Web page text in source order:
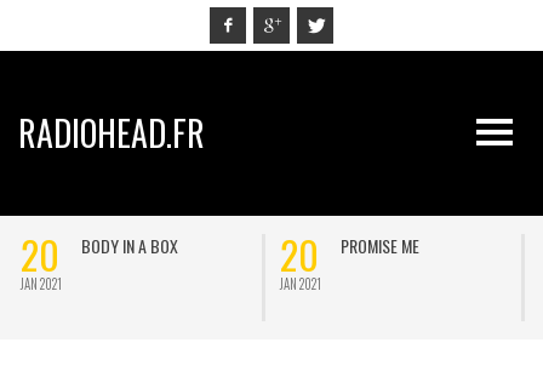
RADIOHEAD.FR
20
JAN 2021
BODY IN A BOX 20
JAN 2021
PROMISE ME